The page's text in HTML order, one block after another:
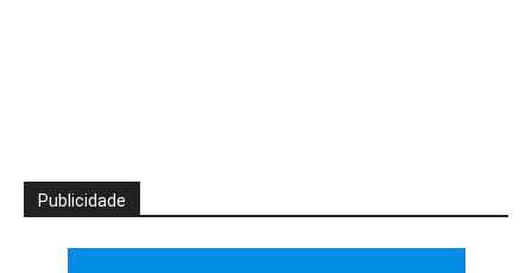
Publicidade